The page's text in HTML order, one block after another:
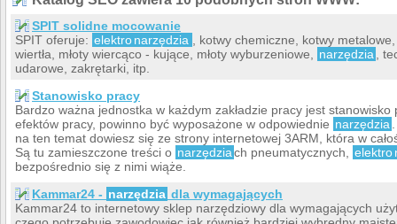
SPIT solidne mocowanie
SPIT oferuje: elektronarzędzia
, kotwy chemiczne, kotwy
wiertła, młoty wiercąco - kujące, młoty wyburzeniowe,
narzędzia
,
udarowe, zakrętarki, itp.
Stanowisko pracy
Bardzo ważna jednostka w każdym zakładzie pracy jest
efektów pracy, powinno być wyposażone w odpowiednie narzędzia
na ten temat dowiesz się ze strony internetowej 3ARM, która w
Są tu zamieszczone treści o narzędziach pneumatycznych, elektro
bezpośrednio się z nimi wiąże.
Kammar24 - narzędzia dla wymagających
Kammar24 to internetowy sklep narzędziowy dla wymagających